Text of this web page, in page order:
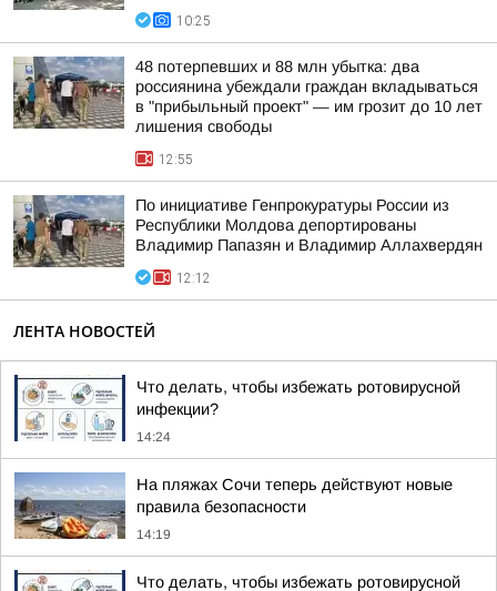
10:25
48 потерпевших и 88 млн убытка: два
россиянина убеждали граждан вкладываться
в "прибыльный проект" — им грозит до 10 лет
лишения свободы
12:55
По инициативе Генпрокуратуры России из
Республики Молдова депортированы
Владимир Папазян и Владимир Аллахвердян
12:12
ЛЕНТА НОВОСТЕЙ
Что делать, чтобы избежать ротовирусной
инфекции?
14:24
На пляжах Сочи теперь действуют новые
правила безопасности
14:19
Что делать, чтобы избежать ротовирусной